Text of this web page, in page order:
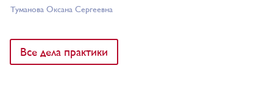
Туманова Окcана Сергеевна
Все дела практики